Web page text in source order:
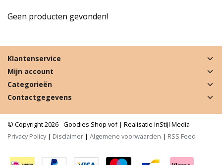
Geen producten gevonden!
Klantenservice
Mijn account
Categorieën
Contactgegevens
© Copyright 2026 - Goodies Shop vof | Realisatie InStijl Media
Privacy Policy| Disclaimer | Algemene voorwaarden | RSS Feed